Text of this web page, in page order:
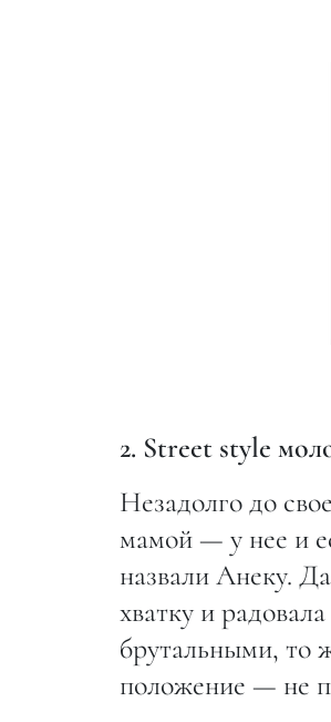
2. Street style
Незадолго до
мамой — у нее и
назвали Анеку.
хватку и
брутальными, то
положение — не